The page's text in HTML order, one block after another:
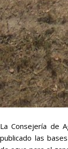
La Consejería de
publicado las